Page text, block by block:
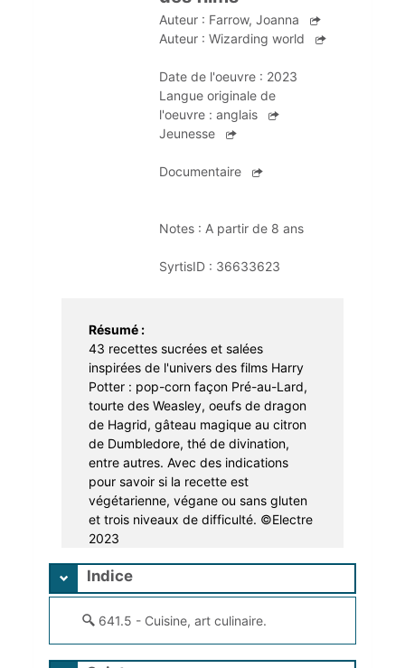
Prêt d'instruments de musique
Auteur : Farrow, Joanna
Auteur : Wizarding world
Date de l'oeuvre : 2023
Langue originale de
l'oeuvre : anglais
Jeunesse
Documentaire
Notes : A partir de 8 ans
SyrtisID : 36633623
Résumé :
43 recettes sucrées et salées
inspirées de l'univers des films Harry
Potter : pop-corn façon Pré-au-Lard,
tourte des Weasley, oeufs de dragon
de Hagrid, gâteau magique au citron
de Dumbledore, thé de divination,
entre autres. Avec des indications
pour savoir si la recette est
végétarienne, végane ou sans gluten
et trois niveaux de difficulté. ©Electre
2023
Indice
641.5 - Cuisine, art culinaire.